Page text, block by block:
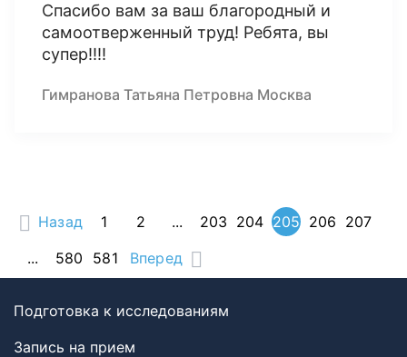
Спасибо вам за ваш благородный и
самоотверженный труд! Ребята, вы
супер!!!!
Гимранова Татьяна Петровна Москва
Назад 1 2 ... 203 204 205 206 207
...
580 581 Вперед
Подготовка к исследованиям
Запись на прием